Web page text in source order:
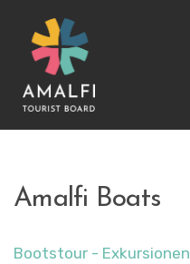
Amalfi Boats
Bootstour - Exkursionen